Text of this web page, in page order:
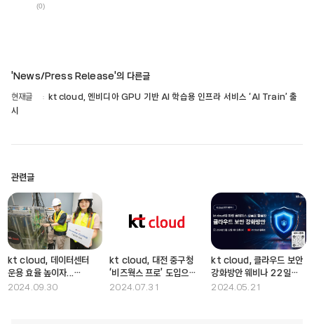
(0)
'News/Press Release'의 다른글
현재글
kt cloud, 엔비디아 GPU 기반 AI 학습용 인프라 서비스 ‘AI Train’ 출
시
관련글
kt cloud, 데이터센터
운용 효율 높이자...
액침냉각 기술 검증 완료
2024.09.30
kt cloud, 대전 중구청
‘비즈웍스 프로’ 도입으로
업무 효율 높인다
2024.07.31
kt cloud, 클라우드 보안
강화방안 웨비나 22일
개최
2024.05.21